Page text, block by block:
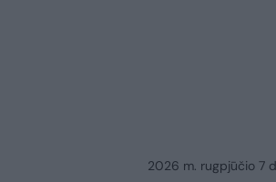
2026 m. rugpjūčio 7